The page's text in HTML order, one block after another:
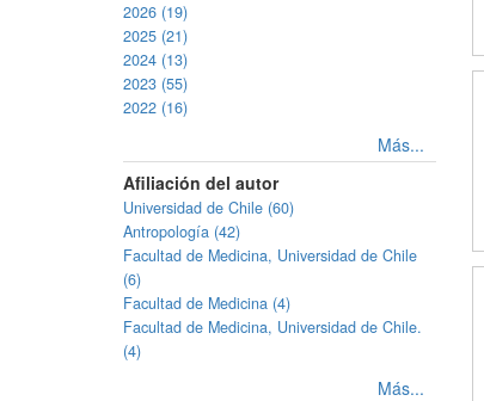
2026 (19)
2025 (21)
2024 (13)
2023 (55)
2022 (16)
Más...
Afiliación del autor
Universidad de Chile (60)
Antropología (42)
Facultad de Medicina, Universidad de Chile
(6)
Facultad de Medicina (4)
Facultad de Medicina, Universidad de Chile.
(4)
Más...